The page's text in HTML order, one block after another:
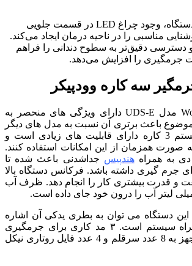
از دیگر مزایای این دستگاه، وجود چراغ LED در قسمت جلویی
مناسبی را در ناحیه درمان ایجاد می‌کند.
و دسترسی دقیق‌تر به سطوح دندانی را فراهم
جرمگیری را افزایش می‌دهد.
سه کاره وودپیکر
جرم گیر Woodpecker مدل UDS-E دارای ویژگی های منحصر به
باعث برتری آن نسبت به مدل های دیگر
شده است. این سیستم 3 کاره دارای قابلیت های زیادی است و
صورت همزمان از این امکانات استفاده کنند.
به همراه هندپیس جداشدنی باعث شده تا
جرم گیری داشته باشد. فرکانس دستگاه بالا
و قدرت بیشتری کار را انجام دهد. ظرف آب
این دستگاه می توان به بطری یدکی آن اشاره
کرد که همه جا همراه سیستم است. ۳ مد کاری برای جرمگیری
دارد. این سیستم مجهز به 8 عدد سرقلم و 4 عدد فایل روتاری نیکل